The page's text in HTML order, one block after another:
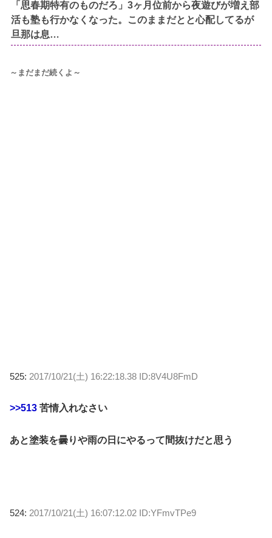
「思春期特有のものだろ」3ヶ月位前から夜遊びが増え部
活も塾も行かなくなった。このままだとと心配してるが
旦那は息…
～まだまだ続くよ～
525: 2017/10/21(土) 16:22:18.38 ID:8V4U8FmD
>>513 苦情入れなさい
あと塗装を曇りや雨の日にやるって間抜けだと思う
524: 2017/10/21(土) 16:07:12.02 ID:YFmvTPe9